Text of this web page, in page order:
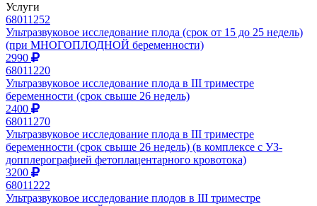
Услуги
68011252
Ультразвуковое исследование плода (срок от 15 до 25 недель)
(при МНОГОПЛОДНОЙ беременности)
2990
68011220
Ультразвуковое исследование плода в III триместре
беременности (срок свыше 26 недель)
2400
68011270
Ультразвуковое исследование плода в III триместре
беременности (срок свыше 26 недель) (в комплексе с УЗ-
допплерографией фетоплацентарного кровотока)
3200
68011222
Ультразвуковое исследование плодов в III триместре